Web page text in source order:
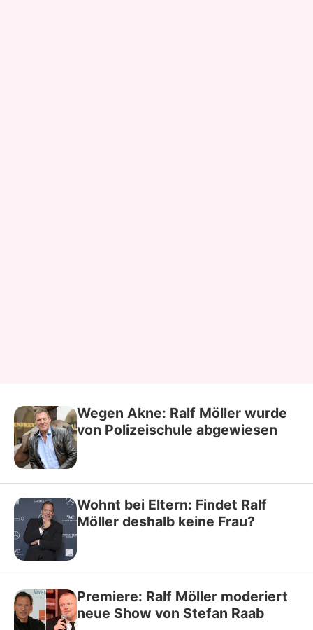
Wegen Akne: Ralf Möller wurde
von Polizeischule abgewiesen
Wohnt bei Eltern: Findet Ralf
Möller deshalb keine Frau?
Premiere: Ralf Möller moderiert
neue Show von Stefan Raab